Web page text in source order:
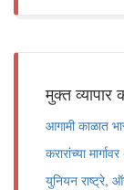
मुक्त व्यापार
आगामी काळात
करारांच्या
युनियन राष्ट्रे,